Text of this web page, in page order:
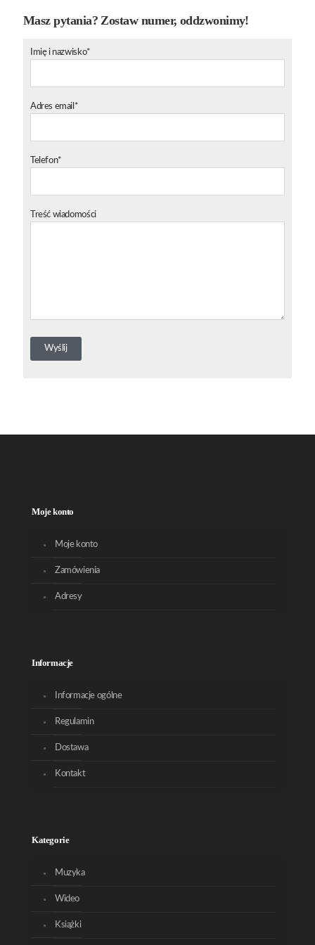
Masz pytania? Zostaw numer, oddzwonimy!
Imię i nazwisko*
Adres email*
Telefon*
Treść wiadomości
Moje konto
Moje konto
Zamówienia
Adresy
Informacje
Informacje ogólne
Regulamin
Dostawa
Kontakt
Kategorie
Muzyka
Wideo
Książki